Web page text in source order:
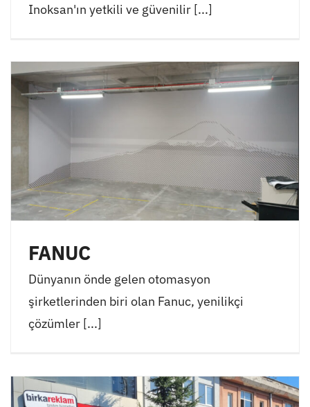
Inoksan'ın yetkili ve güvenilir [...]
FANUC
Dünyanın önde gelen otomasyon
şirketlerinden biri olan Fanuc, yenilikçi
çözümler [...]